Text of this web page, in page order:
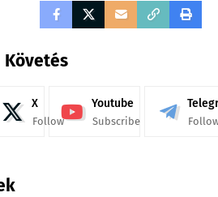
Követés
X
Follow
Youtube
Subscribe